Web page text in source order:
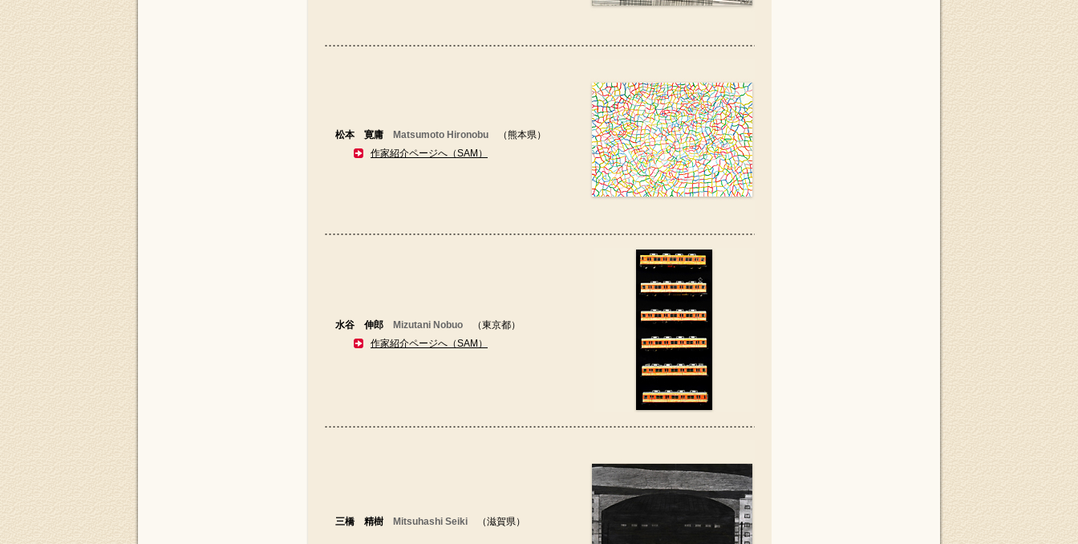
松本 寛庸 Matsumoto Hironobu
（熊本県）
作家紹介ページへ（SAM）
水谷 伸郎 Mizutani Nobuo
（東京都）
作家紹介ページへ（SAM）
三橋 精樹 Mitsuhashi Seiki （滋賀県）